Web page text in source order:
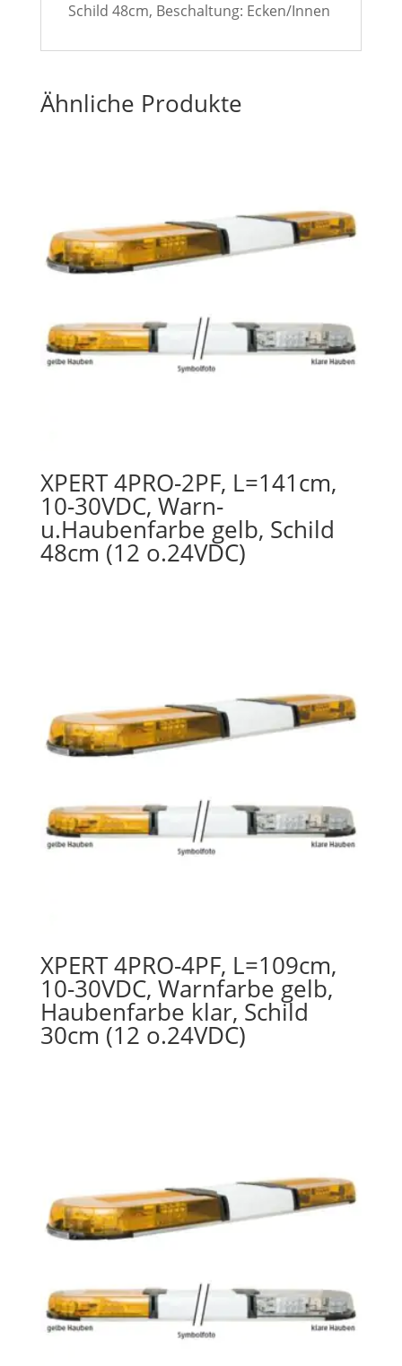
Schild 48cm, Beschaltung: Ecken/Innen
Ähnliche Produkte
XPERT 4PRO-2PF, L=141cm,
10-30VDC, Warn-
u.Haubenfarbe gelb, Schild
48cm (12 o.24VDC)
XPERT 4PRO-4PF, L=109cm,
10-30VDC, Warnfarbe gelb,
Haubenfarbe klar, Schild
30cm (12 o.24VDC)